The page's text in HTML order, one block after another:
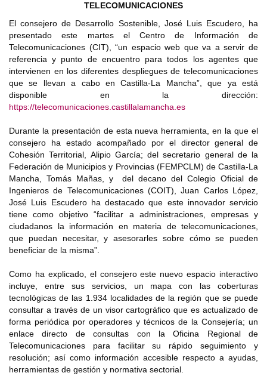
TELECOMUNICACIONES
El consejero de Desarrollo Sostenible, José Luis Escudero, ha
presentado este martes el Centro de Información de
Telecomunicaciones (CIT), “un espacio web que va a servir de
referencia y punto de encuentro para todos los agentes que
intervienen en los diferentes despliegues de telecomunicaciones
que se llevan a cabo en Castilla-La Mancha”, que ya está
disponible en la dirección:
https://telecomunicaciones.castillalamancha.es
Durante la presentación de esta nueva herramienta, en la que el
consejero ha estado acompañado por el director general de
Cohesión Territorial, Alipio García; del secretario general de la
Federación de Municipios y Provincias (FEMPCLM) de Castilla-La
Mancha, Tomás Mañas, y del decano del Colegio Oficial de
Ingenieros de Telecomunicaciones (COIT), Juan Carlos López,
José Luis Escudero ha destacado que este innovador servicio
tiene como objetivo “facilitar a administraciones, empresas y
ciudadanos la información en materia de telecomunicaciones,
que puedan necesitar, y asesorarles sobre cómo se pueden
beneficiar de la misma”.
Como ha explicado, el consejero este nuevo espacio interactivo
incluye, entre sus servicios, un mapa con las coberturas
tecnológicas de las 1.934 localidades de la región que se puede
consultar a través de un visor cartográfico que es actualizado de
forma periódica por operadores y técnicos de la Consejería; un
enlace directo de consultas con la Oficina Regional de
Telecomunicaciones para facilitar su rápido seguimiento y
resolución; así como información accesible respecto a ayudas,
herramientas de gestión y normativa sectorial.